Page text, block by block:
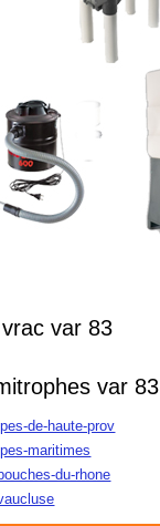
var 83
var 83
de-haute-prov
maritimes
du-rhone